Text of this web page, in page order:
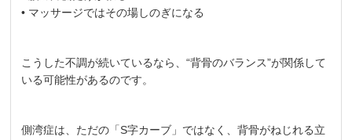
• マッサージではその場しのぎになる
こうした不調が続いているなら、“背骨のバランス”が関係して
いる可能性があるのです。
側湾症は、ただの「S字カーブ」ではなく、背骨がねじれる立